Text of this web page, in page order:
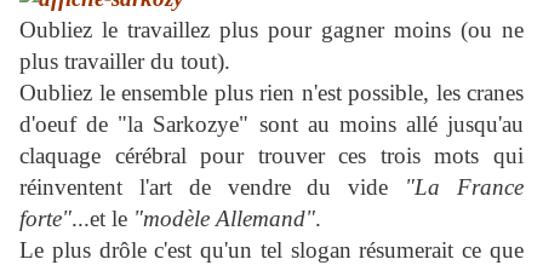
Oubliez le travaillez plus pour gagner moins (ou ne
plus travailler du tout).
Oubliez le ensemble plus rien n'est possible, les cranes
d'oeuf de "la Sarkozye" sont au moins allé jusqu'au
claquage cérébral pour trouver ces trois mots qui
réinventent l'art de vendre du vide "La France
forte"...et le "modèle Allemand".
Le plus drôle c'est qu'un tel slogan résumerait ce que